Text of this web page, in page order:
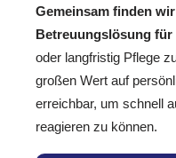
Gemeinsam finden
Betreuungslösung für
oder langfristig Pflege
großen Wert auf
erreichbar, um schnell
reagieren zu können.